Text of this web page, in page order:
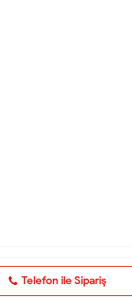
Telefon ile Sipariş